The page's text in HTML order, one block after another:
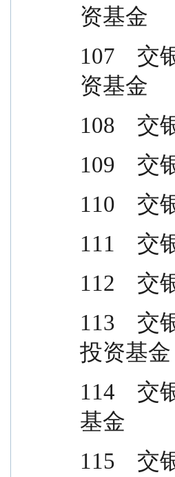
资基金
107    交
资基金
108    交
109    交
110    交
111    交
112    交
113    交
投资基金
114    交
基金
115    交